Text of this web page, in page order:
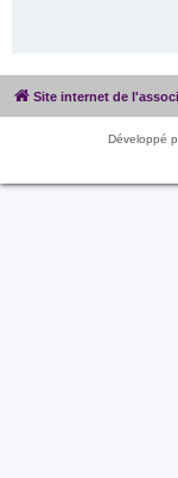
Site internet de
Développé